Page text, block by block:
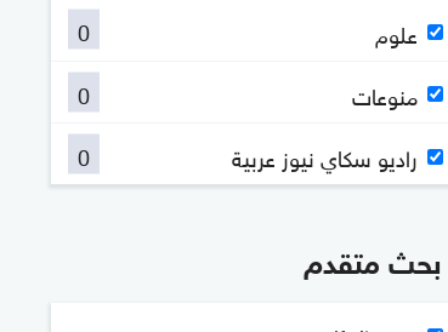
علوم
0
منوعات
0
راديو سكاي نيوز عربية
0
بحث متقدم